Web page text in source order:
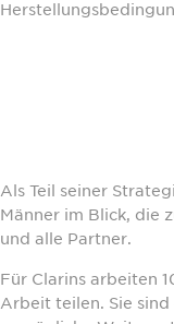
Als Teil seiner
Männer im Blick, die
und alle Partner.
Für Clarins arbeiten
Arbeit teilen. Sie